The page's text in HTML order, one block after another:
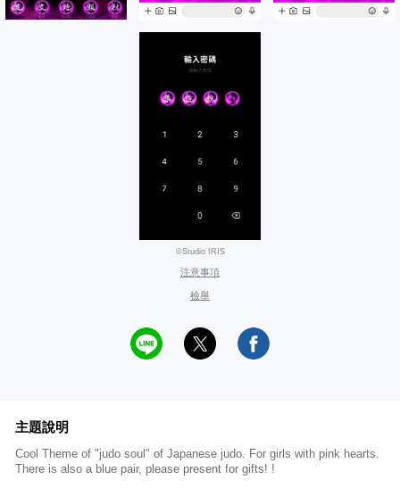
©Studio IRIS
注意事項
檢舉
主題說明
Cool Theme of "judo soul" of Japanese judo. For girls with pink hearts.
There is also a blue pair, please present for gifts! !